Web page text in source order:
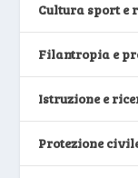
Cultura sport e
Filantropia e
Istruzione e
Protezione